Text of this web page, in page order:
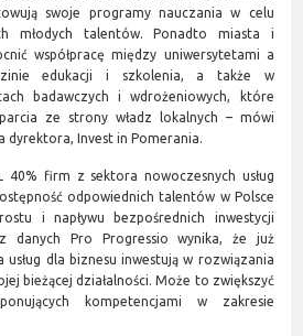
swoje programy nauczania w celu
młodych talentów. Ponadto miasta i
współpracę między uniwersytetami a
edukacji i szkolenia, a także w
badawczych i wdrożeniowych, które
ze strony władz lokalnych – mówi
dyrektora, Invest in Pomerania.
40% firm z sektora nowoczesnych usług
odpowiednich talentów w Polsce
i napływu bezpośrednich inwestycji
danych Pro Progressio wynika, że już
usług dla biznesu inwestują w rozwiązania
bieżącej działalności. Może to zwiększyć
kompetencjami w zakresie